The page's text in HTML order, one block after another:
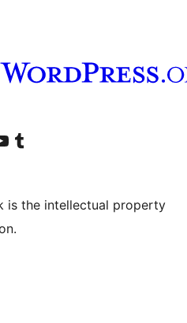
в LinkedIn
в TikTok
наш канал YouTube
Посетите нашу учётную запись в Tumblr
is the intellectual property